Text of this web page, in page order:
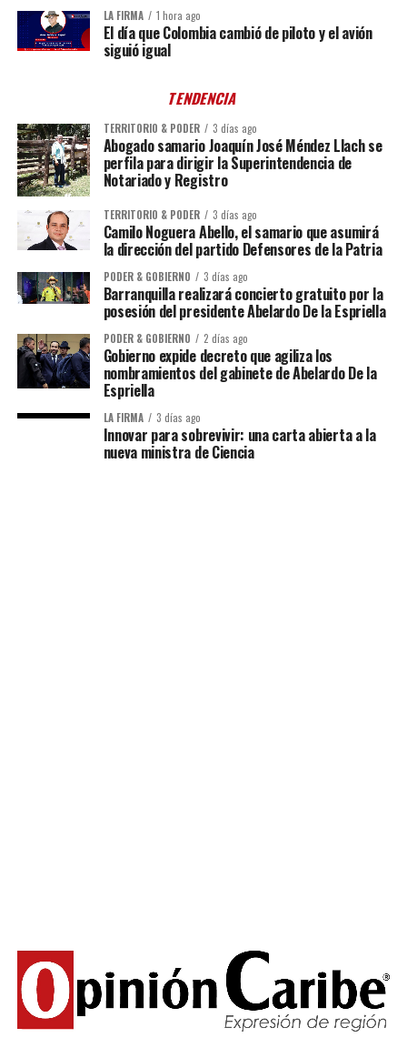
LA FIRMA 1 hora ago
El día que Colombia cambió de piloto y el avión
siguió igual
TENDENCIA
TERRITORIO & PODER 3 días ago
Abogado samario Joaquín José Méndez Llach se
perfila para dirigir la Superintendencia de
Notariado y Registro
TERRITORIO & PODER 3 días ago
Camilo Noguera Abello, el samario que asumirá
la dirección del partido Defensores de la Patria
PODER & GOBIERNO 3 días ago
Barranquilla realizará concierto gratuito por la
posesión del presidente Abelardo De la Espriella
PODER & GOBIERNO 2 días ago
Gobierno expide decreto que agiliza los
nombramientos del gabinete de Abelardo De la
Espriella
LA FIRMA 3 días ago
Innovar para sobrevivir: una carta abierta a la
nueva ministra de Ciencia